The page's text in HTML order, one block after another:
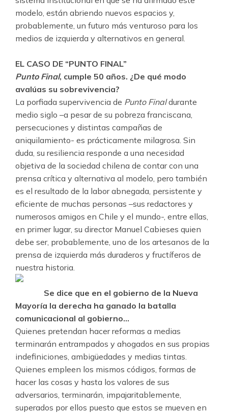
modelo, están abriendo nuevos espacios y,
probablemente, un futuro más venturoso para los
medios de izquierda y alternativos en general.
EL CASO DE “PUNTO FINAL”
Punto Final, cumple 50 años. ¿De qué modo
avalúas su sobrevivencia?
La porfiada supervivencia de Punto Finaldurante
medio siglo –a pesar de su pobreza franciscana,
persecuciones y distintas campañas de
aniquilamiento- es prácticamente milagrosa. Sin
duda, su resiliencia responde a una necesidad
objetiva de la sociedad chilena de contar con una
prensa crítica y alternativa al modelo, pero también
es el resultado de la labor abnegada, persistente y
eficiente de muchas personas –sus redactores y
numerosos amigos en Chile y el mundo-, entre ellas,
en primer lugar, su director Manuel Cabieses quien
debe ser, probablemente, uno de los artesanos de la
prensa de izquierda más duraderos y fructíferos de
nuestra historia.
Se dice que en el gobierno de la Nueva
Mayoría la derecha ha ganado la batalla
comunicacional al gobierno…
Quienes pretendan hacer reformas a medias
terminarán entrampados y ahogados en sus propias
indefiniciones, ambigüedades y medias tintas.
Quienes empleen los mismos códigos, formas de
hacer las cosas y hasta los valores de sus
adversarios, terminarán, impajaritablemente,
superados por ellos puesto que estos se mueven en